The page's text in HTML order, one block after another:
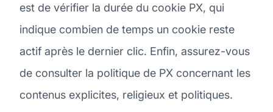
est de vérifier la durée du cookie PX, qui
indique combien de temps un cookie reste
actif après le dernier clic. Enfin, assurez-vous
de consulter la politique de PX concernant les
contenus explicites, religieux et politiques.